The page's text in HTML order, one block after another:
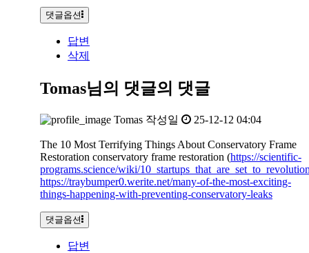
댓글옵션
답변
삭제
Tomas님의 댓글의 댓글
Tomas 작성일 25-12-12 04:04
The 10 Most Terrifying Things About Conservatory Frame
Restoration conservatory frame restoration (https://scientific-
programs.science/wiki/
https://traybumper0.werite.net/many-of-the-most-exciting-
things-happening-with-preventing-conservatory-leaks
댓글옵션
답변